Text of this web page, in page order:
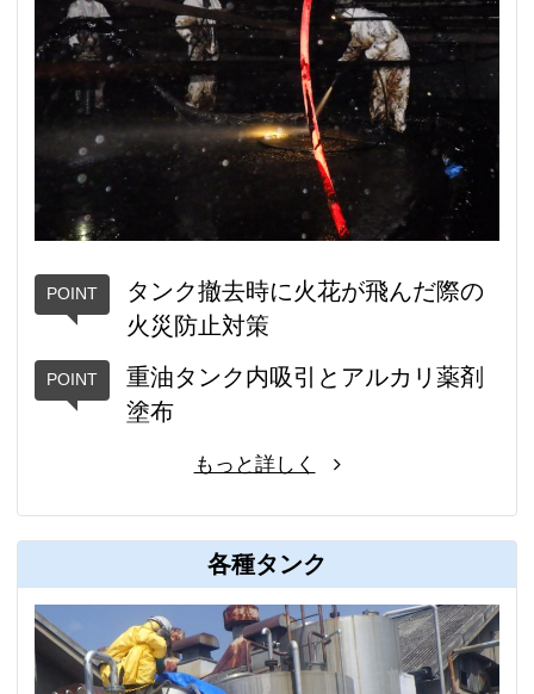
タンク撤去時に火花が飛んだ際の
火災防止対策
重油タンク内吸引とアルカリ薬剤
塗布
もっと詳しく
各種タンク